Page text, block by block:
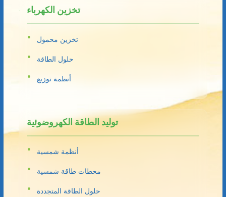
تخزين الكهرباء
تخزين محمول
حلول الطاقة
أنظمة توزيع
توليد الطاقة الكهروضوئية
أنظمة شمسية
محطات طاقة شمسية
حلول الطاقة المتجددة